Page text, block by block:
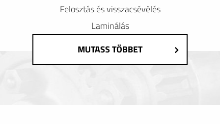
Felosztás és visszacsévélés
Laminálás
MUTASS TÖBBET